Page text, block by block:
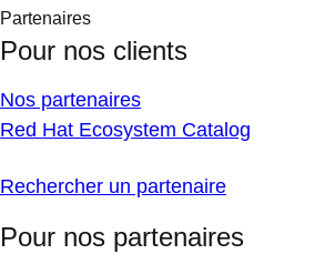
Partenaires
Pour nos clients
Nos partenaires
Red Hat Ecosystem Catalog
Rechercher un partenaire
Pour nos partenaires